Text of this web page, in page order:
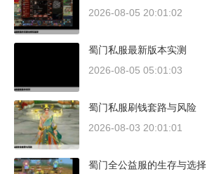
2026-08-05 20:01:02
蜀门私服最新版本实测
2026-08-05 05:01:03
蜀门私服刷钱套路与风险
2026-08-03 20:01:01
蜀门全公益服的生存与选择